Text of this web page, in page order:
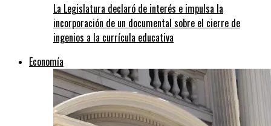
La Legislatura declaró de interés e impulsa la
incorporación de un documental sobre el cierre de
ingenios a la currícula educativa
Economía